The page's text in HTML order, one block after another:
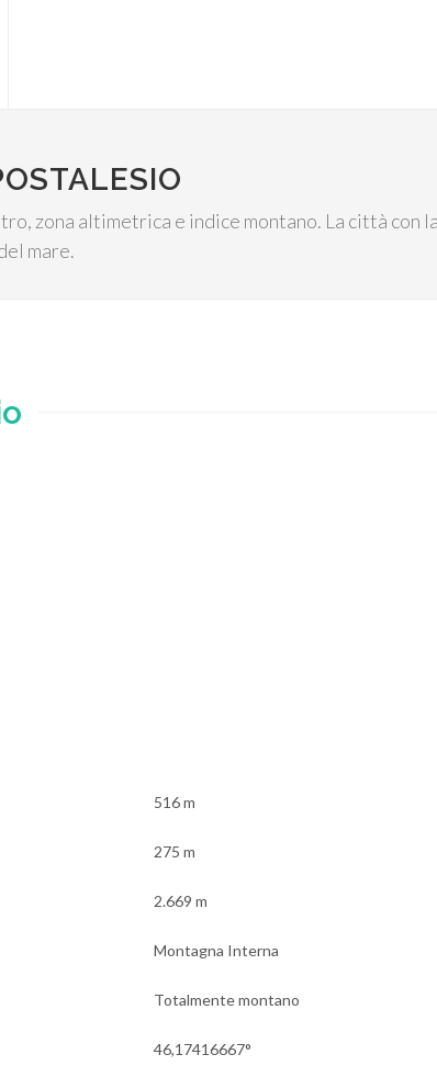
zona altimetrica e indice montano. La città con
mare.
516 m
275 m
2.669 m
Montagna Interna
Totalmente montano
46,17416667°